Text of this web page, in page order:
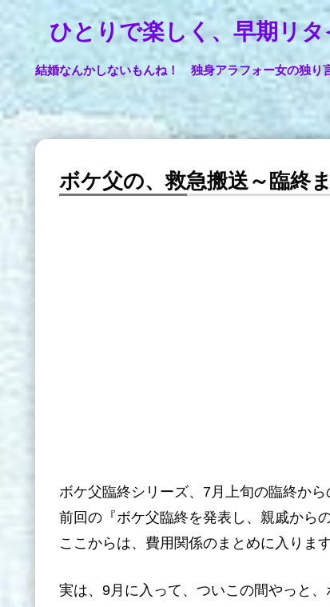
ひとりで楽しく、早期リ
結婚なんかしないもんね！ 独身アラフォー女の独り
ボケ父の、救急搬送～臨終
ボケ父臨終シリーズ、7月上旬の臨終から
前回の『ボケ父臨終を発表し、親戚から
ここからは、費用関係のまとめに入ります
実は、9月に入って、ついこの間やっと